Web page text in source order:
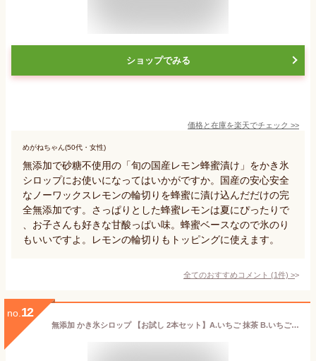
ショップでみる
価格と在庫を楽天でチェック >>
めがねちゃん(50代・女性)
無添加で砂糖不使用の「旬の国産レモン蜂蜜漬け」をかき氷
シロップにお使いになってはいかがですか。国産の安心安全
なノーワックスレモンの輪切りを蜂蜜に漬け込んだだけの完
全無添加です。さっぱりとした蜂蜜レモンは夏にぴったりで
、お子さんも好きな甘酸っぱい味。蜂蜜ベースなので氷のり
もいいですよ。レモンの輪切りもトッピングに使えます。
全てのおすすめコメント (1件) >
no. 12
無添加 かき氷シロップ 【お試し 2本セット】A.いちご 抹茶 B.いちご レモン C.いちご ぶどう D.マンゴー パイン 1本 180mL かき氷およそ5杯分 国産砂糖 果汁 抹茶だけで作られた 安心 安全 美味しさ フルーツバスケット製